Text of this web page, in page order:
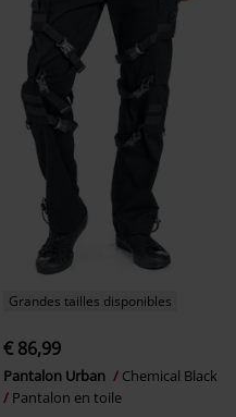
Grandes tailles disponibles
€ 86,99
Pantalon Urban
Chemical Black
Pantalon en toile